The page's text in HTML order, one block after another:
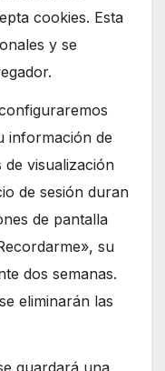
cookies. Esta
y se
información de
de visualización
de sesión duran
de pantalla
su
dos semanas.
eliminarán las